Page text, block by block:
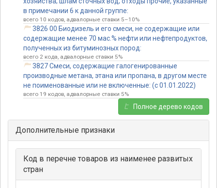
в примечании 6 к данной группе:
всего 10 кодов, адвалорные ставки 5–10%
3826 00 Биодизель и его смеси, не содержащие или
содержащие менее 70 мас.% нефти или нефтепродуктов,
полученных из битуминозных пород:
всего 2 кода, адвалорные ставки 5%
3827 Смеси, содержащие галогенированные
производные метана, этана или пропана, в другом месте
не поименованные или не включенные: (с 01.01.2022)
всего 19 кодов, адвалорные ставки 5%
Полное дерево кодов
Дополнительные признаки
Код в перечне товаров из наименее развитых
стран